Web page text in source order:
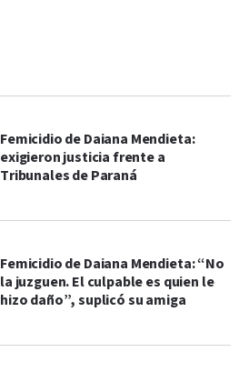
Femicidio de Daiana Mendieta:
exigieron justicia frente a
Tribunales de Paraná
Femicidio de Daiana Mendieta: “No
la juzguen. El culpable es quien le
hizo daño”, suplicó su amiga